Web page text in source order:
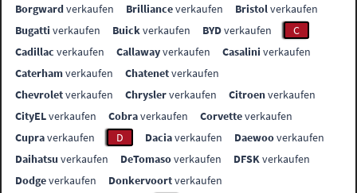
Borgwardverkaufen Brillianceverkaufen Bristolverkaufen
Bugatti verkaufen Buickverkaufen BYDverkaufen
C
Cadillac verkaufen Callawayverkaufen Casalini verkaufen
Caterhamverkaufen Chatenetverkaufen
Chevroletverkaufen Chryslerverkaufen Citroenverkaufen
CityELverkaufen Cobraverkaufen Corvetteverkaufen
Cupraverkaufen D Daciaverkaufen Daewooverkaufen
Daihatsu verkaufen DeTomasoverkaufen DFSKverkaufen
Dodgeverkaufen Donkervoortverkaufen